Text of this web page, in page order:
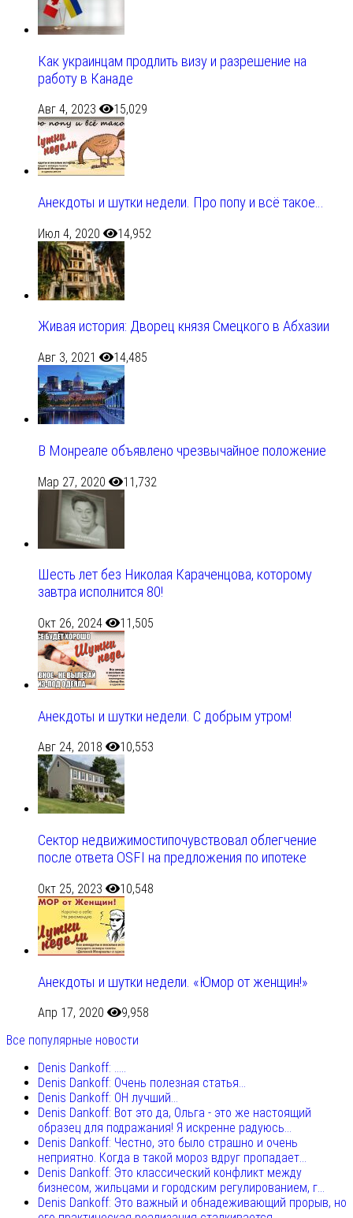
Как украинцам продлить визу и разрешение на
работу в Канаде
Авг 4, 2023 15,029
Анекдоты и шутки недели. Про попу и всё такое…
Июл 4, 2020 14,952
Живая история: Дворец князя Смецкого в Абхазии
Авг 3, 2021 14,485
В Монреале объявлено чрезвычайное положение
Мар 27, 2020 11,732
Шесть лет без Николая Караченцова, которому
завтра исполнится 80!
Окт 26, 2024 11,505
Анекдоты и шутки недели. С добрым утром!
Авг 24, 2018 10,553
Сектор недвижимостипочувствовал облегчение
после ответа OSFI на предложения по ипотеке
Окт 25, 2023 10,548
Анекдоты и шутки недели. «Юмор от женщин!»
Апр 17, 2020
9,958
Все популярные новости
Denis Dankoff: .....
Denis Dankoff: Очень полезная статья...
Denis Dankoff: ОН лучший...
Denis Dankoff: Вот это да, Ольга - это же настоящий
образец для подражания! Я искренне радуюсь...
Denis Dankoff: Честно, это было страшно и очень
неприятно. Когда в такой мороз вдруг пропадает...
Denis Dankoff: Это классический конфликт между
бизнесом, жильцами и городским регулированием, г...
Denis Dankoff: Это важный и обнадеживающий прорыв, но